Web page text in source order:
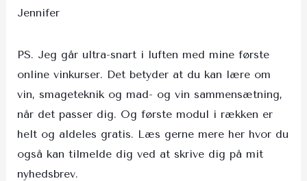
Jennifer
PS. Jeg går ultra-snart i luften med mine første
online vinkurser. Det betyder at du kan lære om
vin, smageteknik og mad- og vin sammensætning,
når det passer dig. Og første modul i rækken er
helt og aldeles gratis. Læs gerne mere her hvor du
også kan tilmelde dig ved at skrive dig på mit
nyhedsbrev.